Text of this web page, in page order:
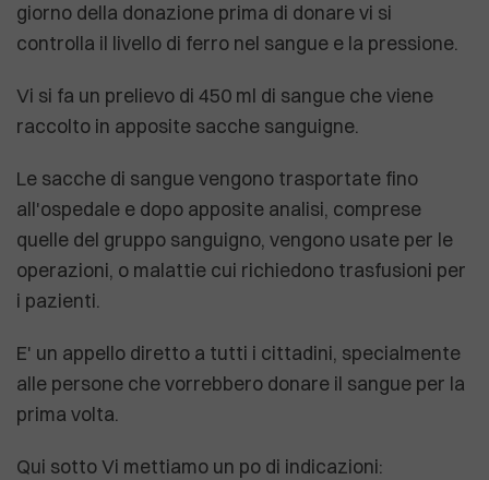
giorno della donazione prima di donare vi si
controlla il livello di ferro nel sangue e la pressione.
Vi si fa un prelievo di 450 ml di sangue che viene
raccolto in apposite sacche sanguigne.
Le sacche di sangue vengono trasportate fino
all'ospedale e dopo apposite analisi, comprese
quelle del gruppo sanguigno, vengono usate per le
operazioni, o malattie cui richiedono trasfusioni per
i pazienti.
E' un appello diretto a tutti i cittadini, specialmente
alle persone che vorrebbero donare il sangue per la
prima volta.
Qui sotto Vi mettiamo un po di indicazioni: